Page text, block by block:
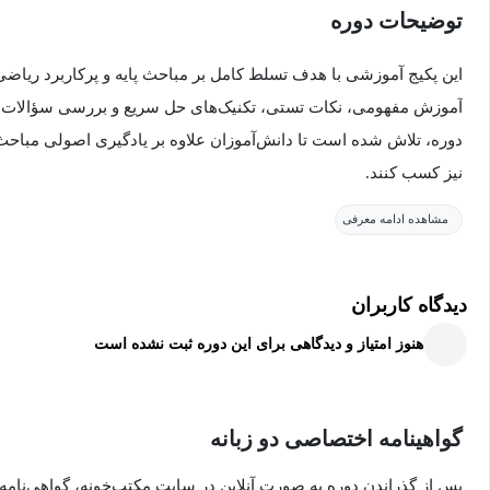
توضیحات دوره
این پکیج آموزشی با هدف تسلط کامل بر مباحث پایه و پرکاربرد
آموزش مفهومی، نکات تستی، تکنیک‌های حل سریع و بررسی سؤالات
دوره، تلاش شده است تا دانش‌آموزان علاوه بر یادگیری اصولی
نیز کسب کنند.
پیشرفته‌تر، تکنیک‌های تستی و روش‌های میانبر برای حل سریع
و هندسی، دانش‌آموزان با مفاهیم، ویژگی‌ها و تکنیک‌های حل مسائل
مجموعه‌ها، مفاهیم پایه، روابط بین مجموعه‌ها و سؤالات ترکیبی
مشاهده ادامه معرفی
دیدگاه کاربران
هنوز امتیاز و دیدگاهی برای این دوره ثبت نشده است
گواهینامه اختصاصی دو زبانه
پس از گذراندن دوره به صورت آنلاین در سایت مکتب‌خونه، گواهی‌نامه